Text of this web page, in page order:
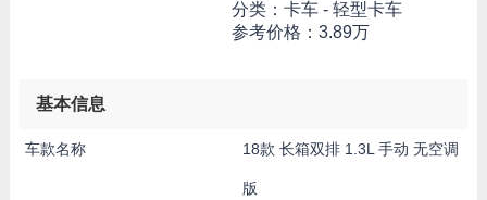
分类：卡车 - 轻型卡车
参考价格： 3.89万
基本信息
车款名称 18款 长箱双排 1.3L 手动 无空调
版